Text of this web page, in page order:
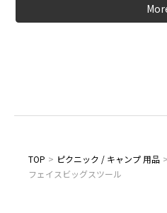
TOP > ピクニック / キャンプ 用品 >
フェイスビッグスツール